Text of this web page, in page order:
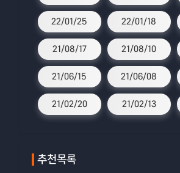
22/01/25 22/01/18
21/08/17 21/08/10
21/06/15 21/06/08
21/02/20 21/02/13
추천목록